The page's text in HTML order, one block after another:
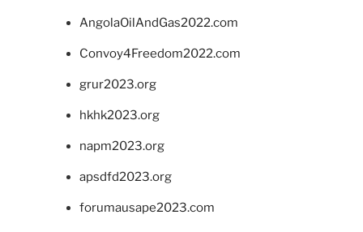
AngolaOilAndGas2022.com
Convoy4Freedom2022.com
grur2023.org
hkhk2023.org
napm2023.org
apsdfd2023.org
forumausape2023.com